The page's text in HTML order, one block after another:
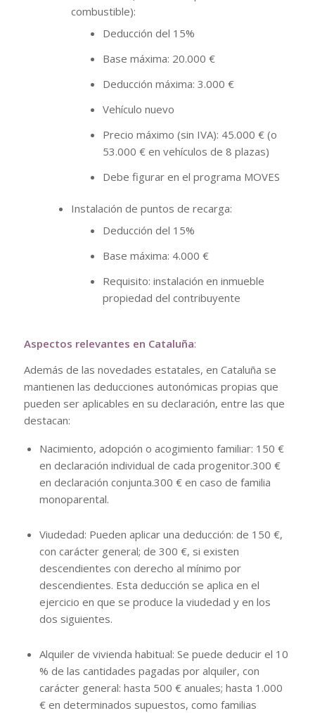
combustible):
Deducción del 15%
Base máxima: 20.000 €
Deducción máxima: 3.000 €
Vehículo nuevo
Precio máximo (sin IVA): 45.000 € (o
53.000 € en vehículos de 8 plazas)
Debe figurar en el programa MOVES
Instalación de puntos de recarga:
Deducción del 15%
Base máxima: 4.000 €
Requisito: instalación en inmueble
propiedad del contribuyente
Aspectos relevantes en Cataluña:
Además de las novedades estatales, en Cataluña se
mantienen las deducciones autonómicas propias que
pueden ser aplicables en su declaración, entre las que
destacan:
Nacimiento, adopción o acogimiento familiar: 150 €
en declaración individual de cada progenitor.300 €
en declaración conjunta.300 € en caso de familia
monoparental.
Viudedad: Pueden aplicar una deducción: de 150 €,
con carácter general; de 300 €, si existen
descendientes con derecho al mínimo por
descendientes. Esta deducción se aplica en el
ejercicio en que se produce la viudedad y en los
dos siguientes.
Alquiler de vivienda habitual: Se puede deducir el 10
% de las cantidades pagadas por alquiler, con
carácter general: hasta 500 € anuales; hasta 1.000
€ en determinados supuestos, como familias